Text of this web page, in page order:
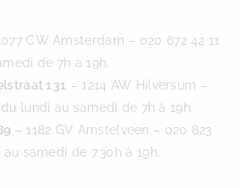
CW Amsterdam – 020 672 42 11
de 7h à 19h.
131 – 1214 AW Hilversum –
lundi au samedi de 7h à 19h.
– 1182 GV Amstelveen – 020 823
samedi de 7.30h à 19h.